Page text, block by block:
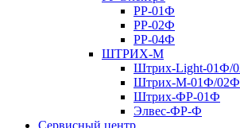
РР-01Ф
РР-02Ф
РР-04Ф
ШТРИХ-М
Штрих-Light-01Ф/
Штрих-М-01Ф/02Ф
Штрих-ФР-01Ф
Элвес-ФР-Ф
Сервисный центр